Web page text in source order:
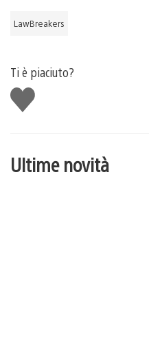
LawBreakers
Ti è piaciuto?
Mi
piace
Ultime novità